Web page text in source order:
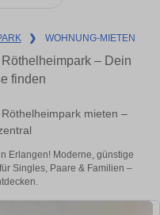
❯ WOHNUNG-MIETEN
– Dein
finden
mieten –
Erlangen! Moderne, günstige
Singles, Paare & Familien –